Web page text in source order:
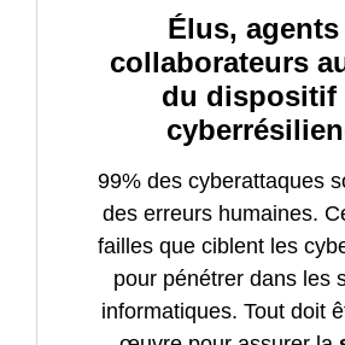
Élus, agents
collaborateurs
du dispositif
99% des cyberattaques
des erreurs humaines.
failles que ciblent les
pour pénétrer dans les
informatiques. Tout doit